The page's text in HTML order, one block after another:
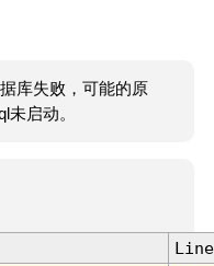
库失败，可能的原
启动。
Line